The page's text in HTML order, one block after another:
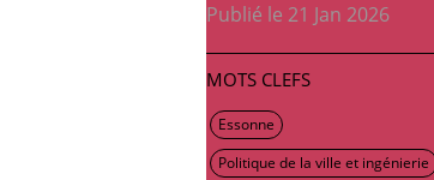
Publié le 21 Jan 2026
MOTS CLEFS
Essonne
Politique de la ville et ingénierie